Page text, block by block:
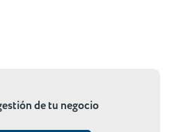
de tu negocio